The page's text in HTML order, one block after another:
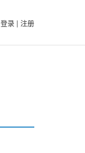
登录 | 注册